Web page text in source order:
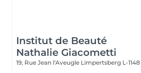
Institut de Beauté
Nathalie Giacometti
19, Rue Jean l'Aveugle Limpertsberg L-1148